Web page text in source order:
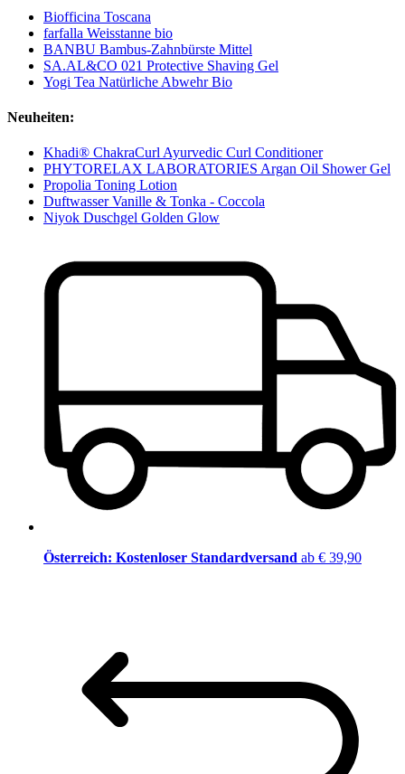
Biofficina Toscana
farfalla Weisstanne bio
BANBU Bambus-Zahnbürste Mittel
SA.AL&CO 021 Protective Shaving Gel
Yogi Tea Natürliche Abwehr Bio
Neuheiten:
Khadi® ChakraCurl Ayurvedic Curl Conditioner
PHYTORELAX LABORATORIES Argan Oil Shower Gel
Propolia Toning Lotion
Duftwasser Vanille & Tonka - Coccola
Niyok Duschgel Golden Glow
Österreich: Kostenloser Standardversand ab € 39,90